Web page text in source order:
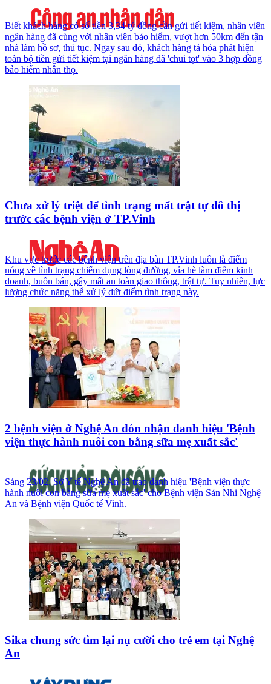
Biết khách hàng có số tiền 3,34 tỷ đồng cần gửi tiết kiệm, nhân viên
ngân hàng đã cùng với nhân viên bảo hiểm, vượt hơn 50km đến tận
nhà làm hồ sơ, thủ tục. Ngay sau đó, khách hàng tá hỏa phát hiện
toàn bộ tiền gửi tiết kiệm tại ngân hàng đã 'chui tọt' vào 3 hợp đồng
bảo hiểm nhân thọ.
Chưa xử lý triệt để tình trạng mất trật tự đô thị
trước các bệnh viện ở TP.Vinh
Khu vực trước các bệnh viện trên địa bàn TP.Vinh luôn là điểm
nóng về tình trạng chiếm dụng lòng đường, vỉa hè làm điểm kinh
doanh, buôn bán, gây mất an toàn giao thông, trật tự. Tuy nhiên, lực
lượng chức năng thể xử lý dứt điểm tình trạng này.
2 bệnh viện ở Nghệ An đón nhận danh hiệu 'Bệnh
viện thực hành nuôi con bằng sữa mẹ xuất sắc'
Sáng 23/02, Sở Y tế Nghệ An đã trao danh hiệu 'Bệnh viện thực
hành nuôi con bằng sữa mẹ xuất sắc' cho Bệnh viện Sản Nhi Nghệ
An và Bệnh viện Quốc tế Vinh.
Sika chung sức tìm lại nụ cười cho trẻ em tại Nghệ
An